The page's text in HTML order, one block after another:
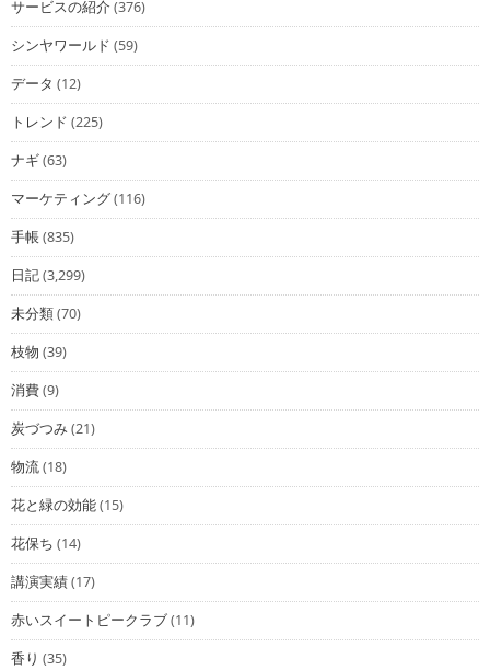
サービスの紹介(376)
シンヤワールド (59)
データ (12)
トレンド (225)
ナギ(63)
マーケティング(116)
手帳(835)
日記(3,299)
未分類(70)
枝物 (39)
消費(9)
炭づつみ(21)
物流(18)
花と緑の効能(15)
花保ち (14)
講演実績(17)
赤いスイートピークラブ(11)
香り (35)